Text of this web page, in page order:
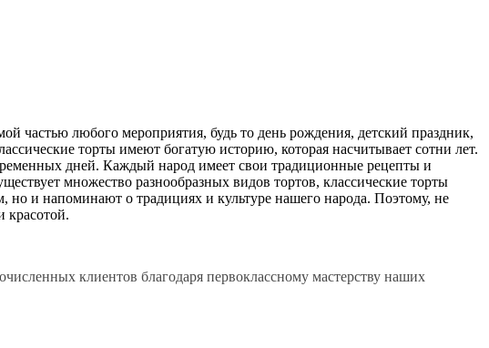
частью любого мероприятия, будь то день рождения, детский праздник,
торты имеют богатую историю, которая насчитывает сотни лет.
дней. Каждый народ имеет свои традиционные рецепты и
множество разнообразных видов тортов, классические торты
и напоминают о традициях и культуре нашего народа. Поэтому, не
красотой.
клиентов благодаря первоклассному мастерству наших